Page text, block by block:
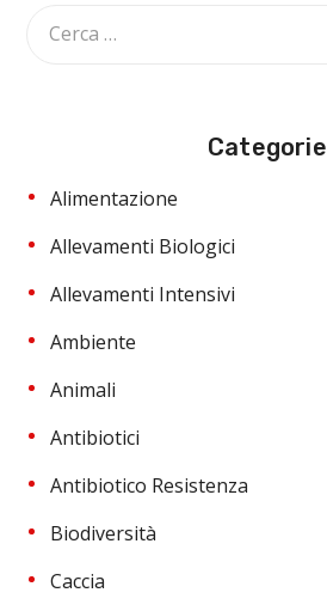
Categorie
Alimentazione
Allevamenti Biologici
Allevamenti Intensivi
Ambiente
Animali
Antibiotici
Antibiotico Resistenza
Biodiversità
Caccia